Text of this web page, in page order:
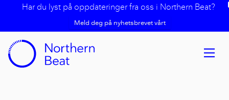
Har du lyst på oppdateringer fra oss i Northern Beat?
Meld deg på nyhetsbrevet vårt